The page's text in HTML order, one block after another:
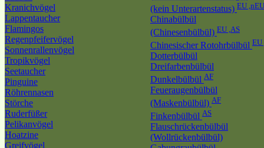
Kranichvögel
Lappentaucher
Flamingos
Regenpfeifervögel
Sonnenrallenvögel
Tropikvögel
Seetaucher
Pinguine
Röhrennasen
Störche
Ruderfüßer
Pelikanvögel
Hoatzine
Greifvögel
(kein Unterartenstatus) EU
Chinabülbül
(Chinesenbülbül) EU ,AS
Chinesischer Rotohrbülbül EU
Dotterbülbül
Dreifarbenbülbül
Dunkelbülbül AF
Feueraugenbülbül
(Maskenbülbül) AF
Finkenbülbül AS
Flauschrückenbülbül
(Wollrückenbülbül)